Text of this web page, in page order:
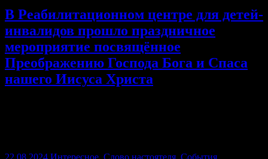
В Реабилитационном центре для детей-
инвалидов прошло праздничное
мероприятие посвящённое
Преображению Господа Бога и Спаса
нашего Иисуса Христа